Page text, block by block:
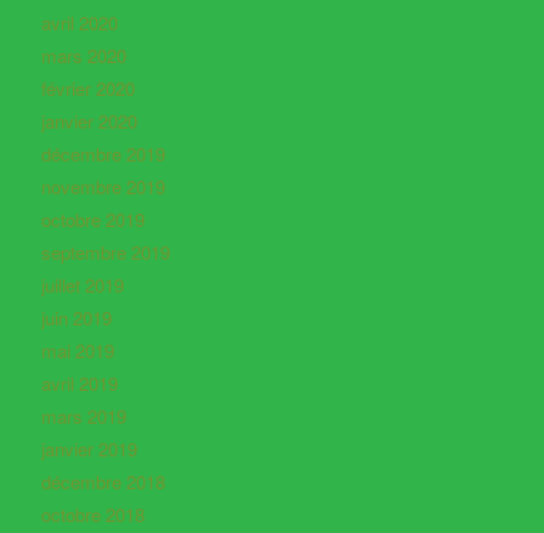
avril 2020
mars 2020
février 2020
janvier 2020
décembre 2019
novembre 2019
octobre 2019
septembre 2019
juillet 2019
juin 2019
mai 2019
avril 2019
mars 2019
janvier 2019
décembre 2018
octobre 2018